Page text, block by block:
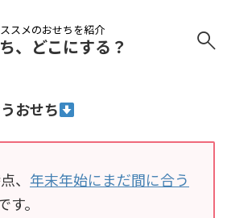
スメのおせちを紹介
、どこにする？
おせち
、 年末年始にまだ間に合う
す。